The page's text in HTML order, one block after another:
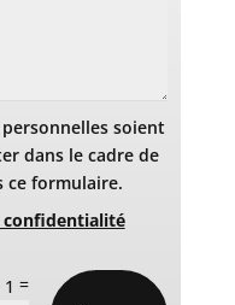
soient
dans le cadre de
ce formulaire.
confidentialité
=